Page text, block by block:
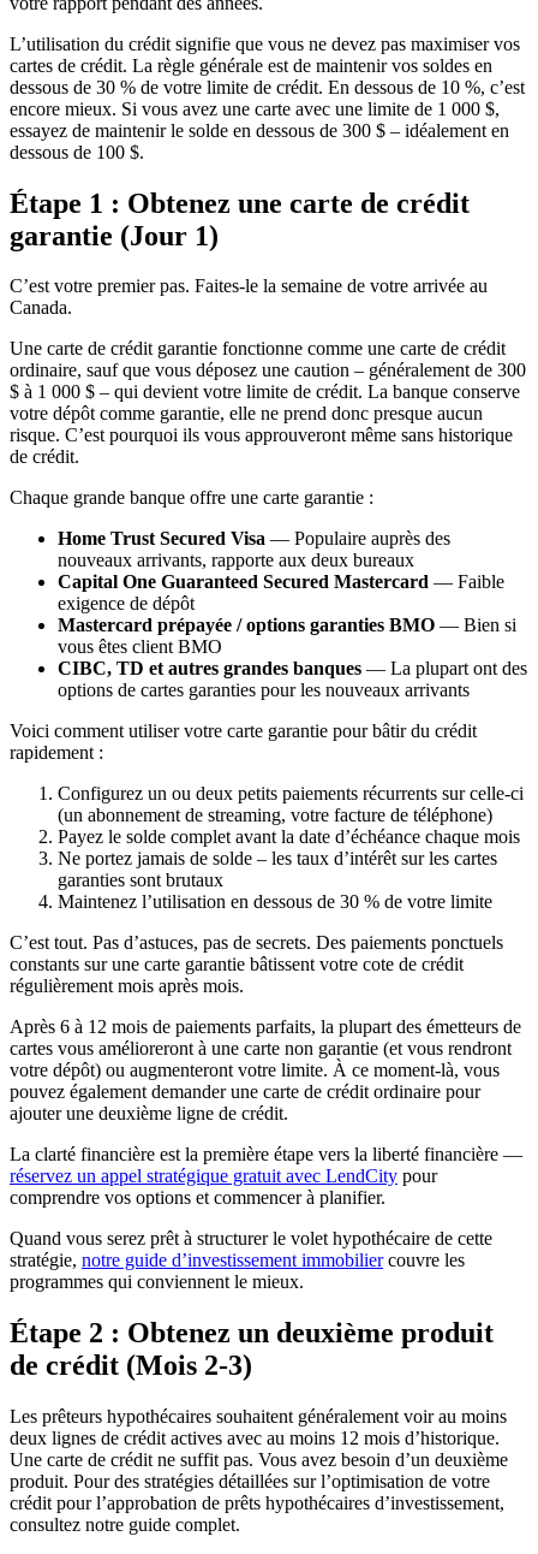
L’utilisation du crédit signifie que vous ne devez pas maximiser vos
cartes de crédit. La règle générale est de maintenir vos soldes en
dessous de 30 % de votre limite de crédit. En dessous de 10 %, c’est
encore mieux. Si vous avez une carte avec une limite de 1 000 $,
essayez de maintenir le solde en dessous de 300 $ – idéalement en
dessous de 100 $.
Étape 1 : Obtenez une carte de crédit
garantie (Jour 1)
C’est votre premier pas. Faites-le la semaine de votre arrivée au
Canada.
Une carte de crédit garantie fonctionne comme une carte de crédit
ordinaire, sauf que vous déposez une caution – généralement de 300
$ à 1 000 $ – qui devient votre limite de crédit. La banque conserve
votre dépôt comme garantie, elle ne prend donc presque aucun
risque. C’est pourquoi ils vous approuveront même sans historique
de crédit.
Chaque grande banque offre une carte garantie :
Home Trust Secured Visa — Populaire auprès des
nouveaux arrivants, rapporte aux deux bureaux
Capital One Guaranteed Secured Mastercard — Faible
exigence de dépôt
Mastercard prépayée / options garanties BMO — Bien si
vous êtes client BMO
CIBC, TD et autres grandes banques — La plupart ont des
options de cartes garanties pour les nouveaux arrivants
Voici comment utiliser votre carte garantie pour bâtir du crédit
rapidement :
Configurez un ou deux petits paiements récurrents sur celle-ci
(un abonnement de streaming, votre facture de téléphone)
Payez le solde complet avant la date d’échéance chaque mois
Ne portez jamais de solde – les taux d’intérêt sur les cartes
garanties sont brutaux
Maintenez l’utilisation en dessous de 30 % de votre limite
C’est tout. Pas d’astuces, pas de secrets. Des paiements ponctuels
constants sur une carte garantie bâtissent votre cote de crédit
régulièrement mois après mois.
Après 6 à 12 mois de paiements parfaits, la plupart des émetteurs de
cartes vous amélioreront à une carte non garantie (et vous rendront
votre dépôt) ou augmenteront votre limite. À ce moment-là, vous
pouvez également demander une carte de crédit ordinaire pour
ajouter une deuxième ligne de crédit.
La clarté financière est la première étape vers la liberté financière —
réservez un appel stratégique gratuit avec LendCity pour
comprendre vos options et commencer à planifier.
Quand vous serez prêt à structurer le volet hypothécaire de cette
stratégie, notre guide d’investissement immobiliercouvre les
programmes qui conviennent le mieux.
Étape 2 : Obtenez un deuxième produit
de crédit (Mois 2-3)
Les prêteurs hypothécaires souhaitent généralement voir au moins
deux lignes de crédit actives avec au moins 12 mois d’historique.
Une carte de crédit ne suffit pas. Vous avez besoin d’un deuxième
produit. Pour des stratégies détaillées sur l’optimisation de votre
crédit pour l’approbation de prêts hypothécaires d’investissement,
consultez notre guide complet.